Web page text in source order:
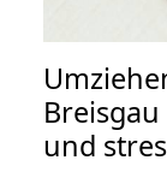
und